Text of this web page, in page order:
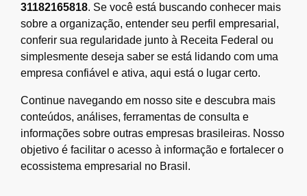
31182165818. Se você está buscando conhecer mais
sobre a organização, entender seu perfil empresarial,
conferir sua regularidade junto à Receita Federal ou
simplesmente deseja saber se está lidando com uma
empresa confiável e ativa, aqui está o lugar certo.
Continue navegando em nosso site e descubra mais
conteúdos, análises, ferramentas de consulta e
informações sobre outras empresas brasileiras. Nosso
objetivo é facilitar o acesso à informação e fortalecer o
ecossistema empresarial no Brasil.